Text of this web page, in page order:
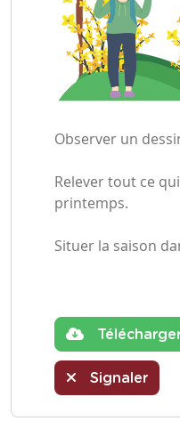
Observer un
Relever tout ce
printemps.
Situer la saison
Signaler